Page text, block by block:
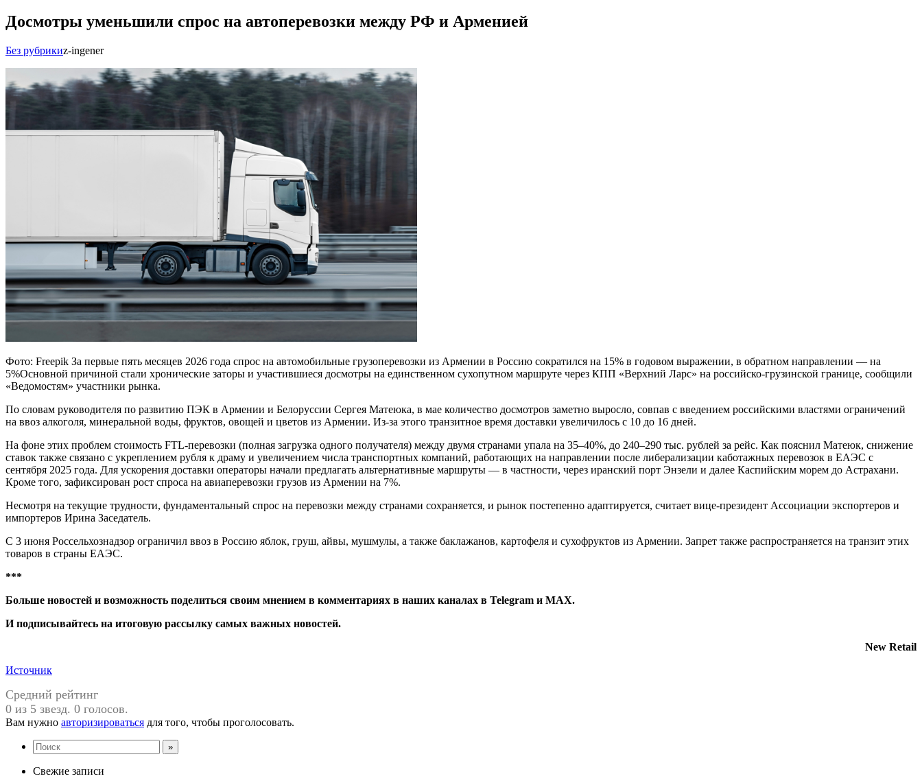
Досмотры уменьшили спрос на автоперевозки между РФ и Арменией
Без рубрикиz-ingener
Фото: Freepik За первые пять месяцев 2026 года спрос на автомобильные грузоперевозки из Армении в Россию сократился на 15% в годовом выражении, в обратном направлении — на
5%Основной причиной стали хронические заторы и участившиеся досмотры на единственном сухопутном маршруте через КПП «Верхний Ларс» на российско-грузинской границе, сообщили
«Ведомостям» участники рынка.
По словам руководителя по развитию ПЭК в Армении и Белоруссии Сергея Матеюка, в мае количество досмотров заметно выросло, совпав с введением российскими властями ограничений
на ввоз алкоголя, минеральной воды, фруктов, овощей и цветов из Армении. Из-за этого транзитное время доставки увеличилось с 10 до 16 дней.
На фоне этих проблем стоимость FTL-перевозки (полная загрузка одного получателя) между двумя странами упала на 35–40%, до 240–290 тыс. рублей за рейс. Как пояснил Матеюк, снижение
ставок также связано с укреплением рубля к драму и увеличением числа транспортных компаний, работающих на направлении после либерализации каботажных перевозок в ЕАЭС с
сентября 2025 года. Для ускорения доставки операторы начали предлагать альтернативные маршруты — в частности, через иранский порт Энзели и далее Каспийским морем до Астрахани.
Кроме того, зафиксирован рост спроса на авиаперевозки грузов из Армении на 7%.
Несмотря на текущие трудности, фундаментальный спрос на перевозки между странами сохраняется, и рынок постепенно адаптируется, считает вице-президент Ассоциации экспортеров и
импортеров Ирина Заседатель.
С 3 июня Россельхознадзор ограничил ввоз в Россию яблок, груш, айвы, мушмулы, а также баклажанов, картофеля и сухофруктов из Армении. Запрет также распространяется на транзит этих
товаров в страны ЕАЭС.
***
Больше новостей и возможность поделиться своим мнением в комментариях в наших каналах в Telegram и MAX.
Иподписывайтесь на итоговую рассылку самых важных новостей.
New Retail
Источник
Средний рейтинг
0 из 5 звезд. 0 голосов.
Вам нужно авторизироваться для того, чтобы проголосовать.
Свежие записи